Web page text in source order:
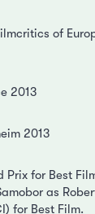
of
2013
2013
Prix for Best
as
for Best Film.